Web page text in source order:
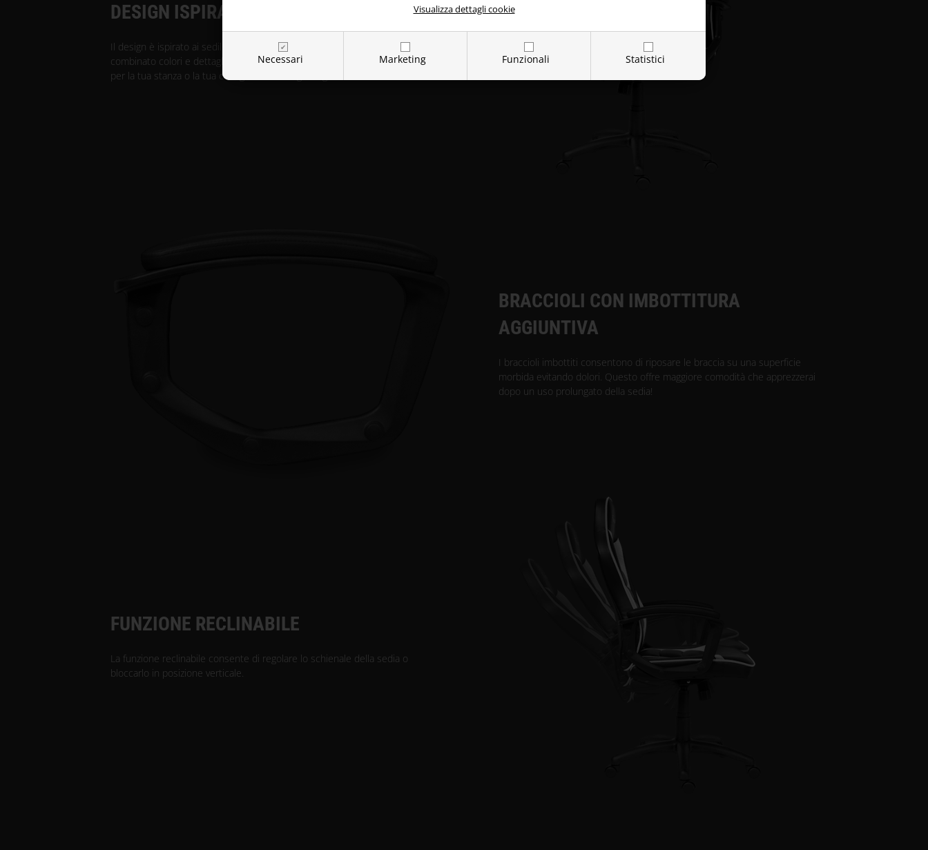
Necessari Marketing Funzionali Statistici
Visualizza dettagli cookie
DESIGN ISPIRATO ALLE CORSE
Il design è ispirato ai sedili di un'auto da corsa di Formula 1. Abbiamo
combinato colori e dettagli stilosi per rendere SQUIRE l'aggiunta perfetta
per la tua stanza o la tua configurazione da gaming!
BRACCIOLI CON IMBOTTITURA
AGGIUNTIVA
I braccioli imbottiti consentono di riposare le braccia su una superficie
morbida evitando dolori. Questo offre maggiore comodità che apprezzerai
dopo un uso prolungato della sedia!
FUNZIONE RECLINABILE
La funzione reclinabile consente di regolare lo schienale della sedia o
bloccarlo in posizione verticale.